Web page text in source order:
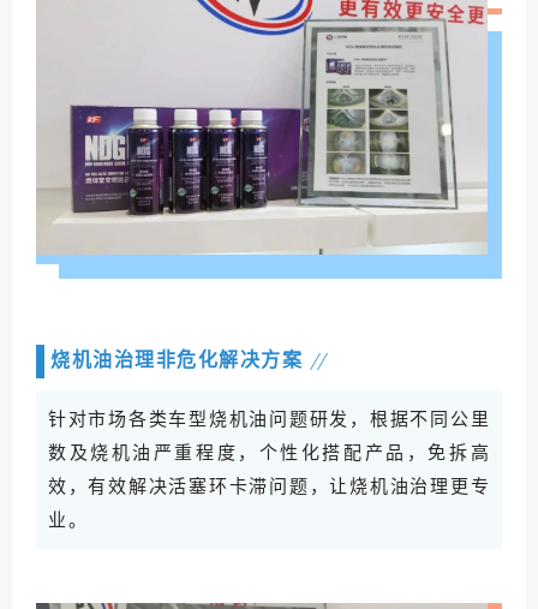
烧机油治理非危化解决方案
针对市场各类车型烧机油问题研发，根据不同公里
数及烧机油严重程度，个性化搭配产品，免拆高
效，有效解决活塞环卡滞问题，让烧机油治理更专
业。